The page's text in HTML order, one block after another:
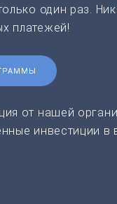
один раз.
платежей!
от нашей
инвестиции в